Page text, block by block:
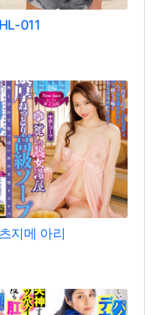
011
지메 아리